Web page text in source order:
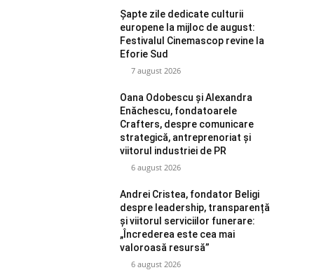
Șapte zile dedicate culturii
europene la mijloc de august:
Festivalul Cinemascop revine la
Eforie Sud
7 august 2026
Oana Odobescu și Alexandra
Enăchescu, fondatoarele
Crafters, despre comunicare
strategică, antreprenoriat și
viitorul industriei de PR
6 august 2026
Andrei Cristea, fondator Beligi
despre leadership, transparență
și viitorul serviciilor funerare:
„Încrederea este cea mai
valoroasă resursă”
6 august 2026